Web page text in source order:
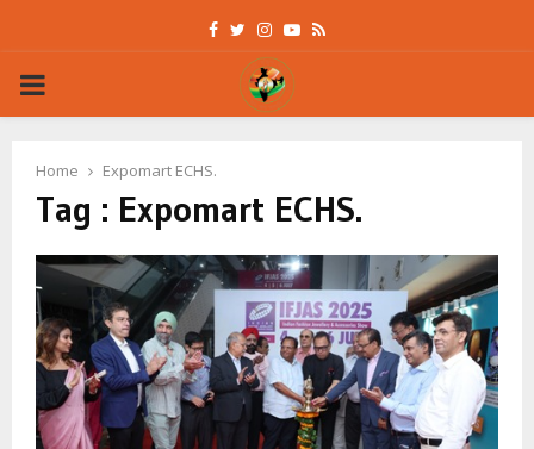
Facebook
Twitter
Instagram
Youtube
Rss
PRIMARY
Home Expomart ECHS.
Tag : Expomart ECHS.